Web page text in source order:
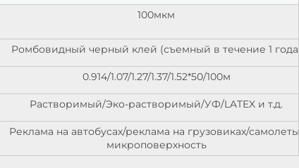
100мкм
Ромбовидный черный клей (съемный в течение 1 года)
0.914/1.07/1.27/1.37/1.52*50/100м
Растворимый/Эко-растворимый/УФ/LATEX и т.д.
Реклама на автобусах/реклама на грузовиках/самолеты/
микроповерхность